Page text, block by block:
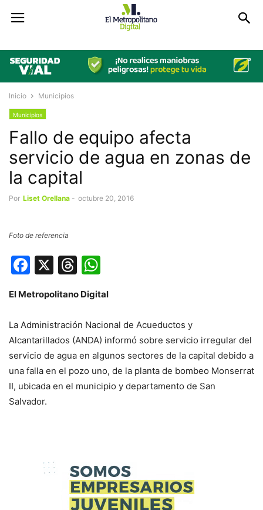
Inicio Municipios
Municipios
Fallo de equipo afecta
servicio de agua en zonas de
la capital
Por Liset Orellana - octubre 20, 2016
Foto de referencia
Facebook
X Threads
El Metropolitano Digital
La Administración Nacional de Acueductos y
Alcantarillados (ANDA) informó sobre servicio irregular del
servicio de agua en algunos sectores de la capital debido a
una falla en el pozo uno, de la planta de bombeo Monserrat
II, ubicada en el municipio y departamento de San
Salvador.